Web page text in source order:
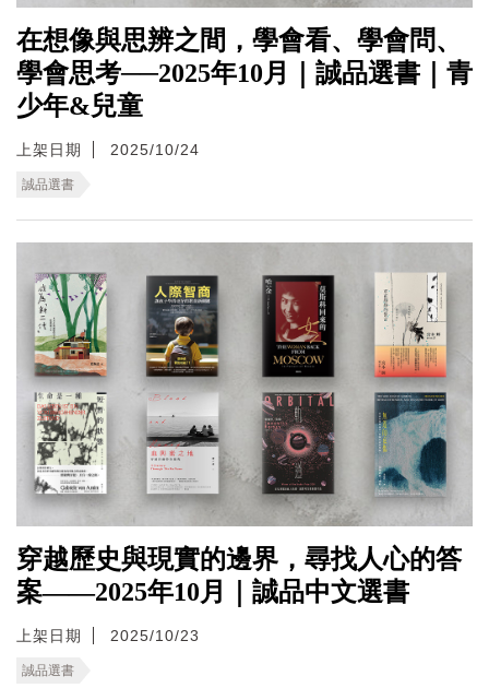
在想像與思辨之間，學會看、學會問、
學會思考──2025年10月｜誠品選書｜青
少年&兒童
上架日期 2025/10/24
誠品選書
穿越歷史與現實的邊界，尋找人心的答
案——2025年10月｜誠品中文選書
上架日期 2025/10/23
誠品選書